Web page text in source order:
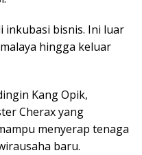
inkubasi bisnis. Ini luar
hingga keluar
Kang Opik,
Cherax yang
menyerap tenaga
baru.